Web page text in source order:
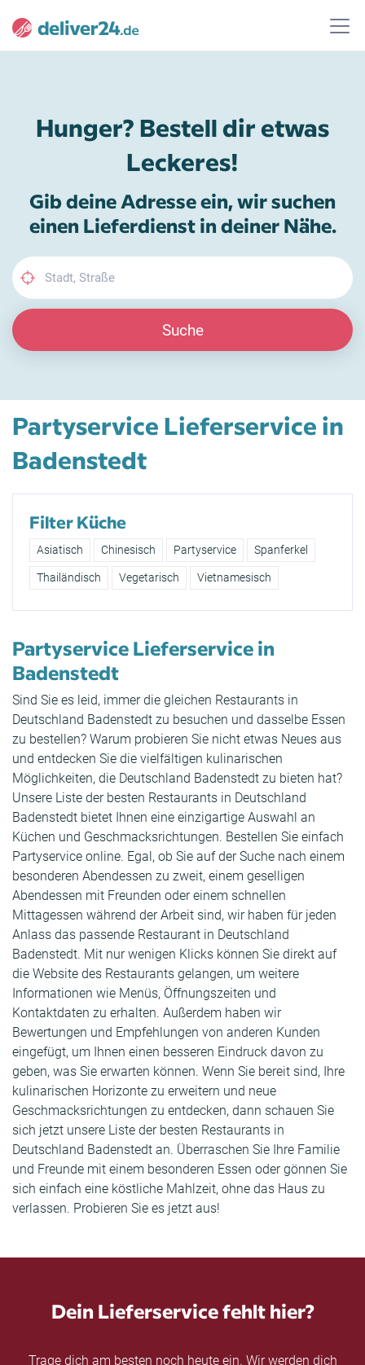
Hunger? Bestell dir etwas
Leckeres!
Gib deine Adresse ein, wir suchen
einen Lieferdienst in deiner Nähe.
Suche
Partyservice Lieferservice in
Badenstedt
Filter Küche
Asiatisch Chinesisch Partyservice Spanferkel
Thailändisch Vegetarisch Vietnamesisch
Partyservice Lieferservice in
Badenstedt
Sind Sie es leid, immer die gleichen Restaurants in
Deutschland Badenstedt zu besuchen und dasselbe Essen
zu bestellen? Warum probieren Sie nicht etwas Neues aus
und entdecken Sie die vielfältigen kulinarischen
Möglichkeiten, die Deutschland Badenstedt zu bieten hat?
Unsere Liste der besten Restaurants in Deutschland
Badenstedt bietet Ihnen eine einzigartige Auswahl an
Küchen und Geschmacksrichtungen. Bestellen Sie einfach
Partyservice online. Egal, ob Sie auf der Suche nach einem
besonderen Abendessen zu zweit, einem geselligen
Abendessen mit Freunden oder einem schnellen
Mittagessen während der Arbeit sind, wir haben für jeden
Anlass das passende Restaurant in Deutschland
Badenstedt. Mit nur wenigen Klicks können Sie direkt auf
die Website des Restaurants gelangen, um weitere
Informationen wie Menüs, Öffnungszeiten und
Kontaktdaten zu erhalten. Außerdem haben wir
Bewertungen und Empfehlungen von anderen Kunden
eingefügt, um Ihnen einen besseren Eindruck davon zu
geben, was Sie erwarten können. Wenn Sie bereit sind, Ihre
kulinarischen Horizonte zu erweitern und neue
Geschmacksrichtungen zu entdecken, dann schauen Sie
sich jetzt unsere Liste der besten Restaurants in
Deutschland Badenstedt an. Überraschen Sie Ihre Familie
und Freunde mit einem besonderen Essen oder gönnen Sie
sich einfach eine köstliche Mahlzeit, ohne das Haus zu
verlassen. Probieren Sie es jetzt aus!
Dein Lieferservice fehlt hier?
Trage dich am besten noch heute ein. Wir werden dich